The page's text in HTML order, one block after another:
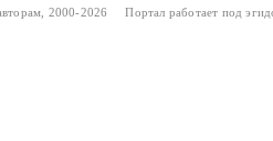
2000-2026 Портал работает под